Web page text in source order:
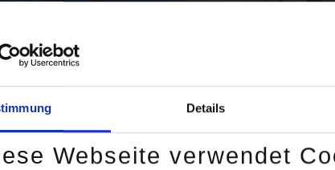
Details
Webseite verwendet